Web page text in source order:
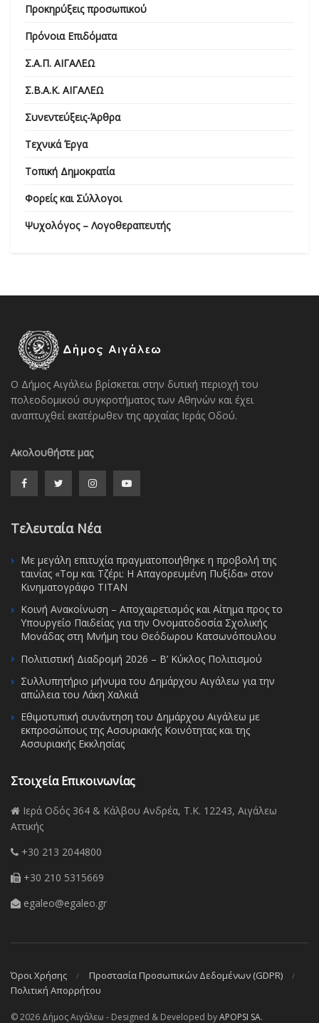
Προκηρύξεις προσωπικού
Πρόνοια Επιδόματα
Σ.Α.Π. ΑΙΓΑΛΕΩ
Σ.Β.Α.Κ. ΑΙΓΑΛΕΩ
Συνεντεύξεις-Άρθρα
Τεχνικά Έργα
Τοπική Δημοκρατία
Φορείς και Σύλλογοι
Ψυχολόγος – Λογοθεραπευτής
Ο Δήμος Αιγάλεω βρίσκεται στην δυτική περιοχή του
πολεοδομικού συγκροτήματος των Αθηνών και έχει
αναπτυχθεί εκατέρωθεν της αρχαίας Ιεράς Οδού.
Ακολουθήστε μας
Τελευταία Νέα
Με μεγάλη επιτυχία πραγματοποιήθηκε η προβολή της
ταινίας «Τομ και Τζέρι: Η Απαγορευμένη Πυξίδα» στον
Κινηματογράφο ΤΙΤΑΝ
Κοινή Ανακοίνωση – Αποχαιρετισμός και Αίτημα προς το
Υπουργείο Παιδείας για την Ονοματοδοσία Σχολικής
Μονάδας στη Μνήμη του Θεόδωρου Κατσωνόπουλου
Πολιτιστική Διαδρομή 2026 – Β’ Κύκλος Πολιτισμού
Συλλυπητήριο μήνυμα του Δημάρχου Αιγάλεω για την
απώλεια του Λάκη Χαλκιά
Εθιμοτυπική συνάντηση του Δημάρχου Αιγάλεω με
εκπροσώπους της Ασσυριακής Κοινότητας και της
Ασσυριακής Εκκλησίας
Στοιχεία Επικοινωνίας
Ιερά Οδός 364 & Κάλβου Ανδρέα, Τ.Κ. 12243, Αιγάλεω
Αττικής
+30 213 2044800
+30 210 5315669
egaleo@egaleo.gr
Όροι Χρήσης
Προστασία Προσωπικών Δεδομένων (GDPR)
Πολιτική Απορρήτου
© 2026 Δήμος Αιγάλεω - Designed & Developed byAPOPSI SA.